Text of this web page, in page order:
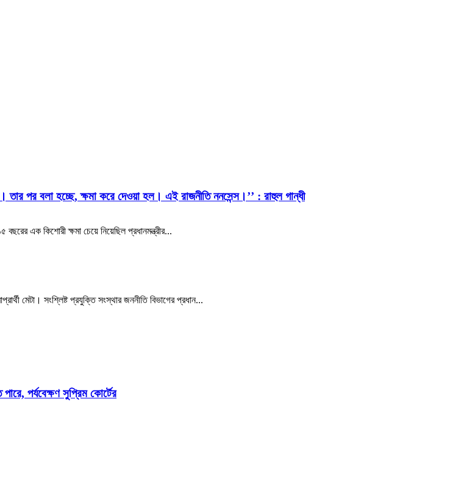
তার পর বলা হচ্ছে, ক্ষমা করে দেওয়া হল। এই রাজনীতি ননসেন্স।’’ : রাহুল গান্ধী
এক কিশোরী ক্ষমা চেয়ে নিয়েছিল প্রধানমন্ত্রীর...
মেটা। সংশ্লিষ্ট প্রযুক্তি সংস্থার জননীতি বিভাগের প্রধান...
পর্যবেক্ষণ সুপ্রিম কোর্টের